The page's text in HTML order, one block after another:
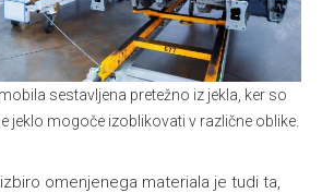
sestavljena pretežno iz jekla, ker so
jeklo mogoče izoblikovati v različne oblike.
omenjenega materiala je tudi ta,